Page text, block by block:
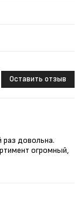
Оставить отзыв
довольна.
огромный,